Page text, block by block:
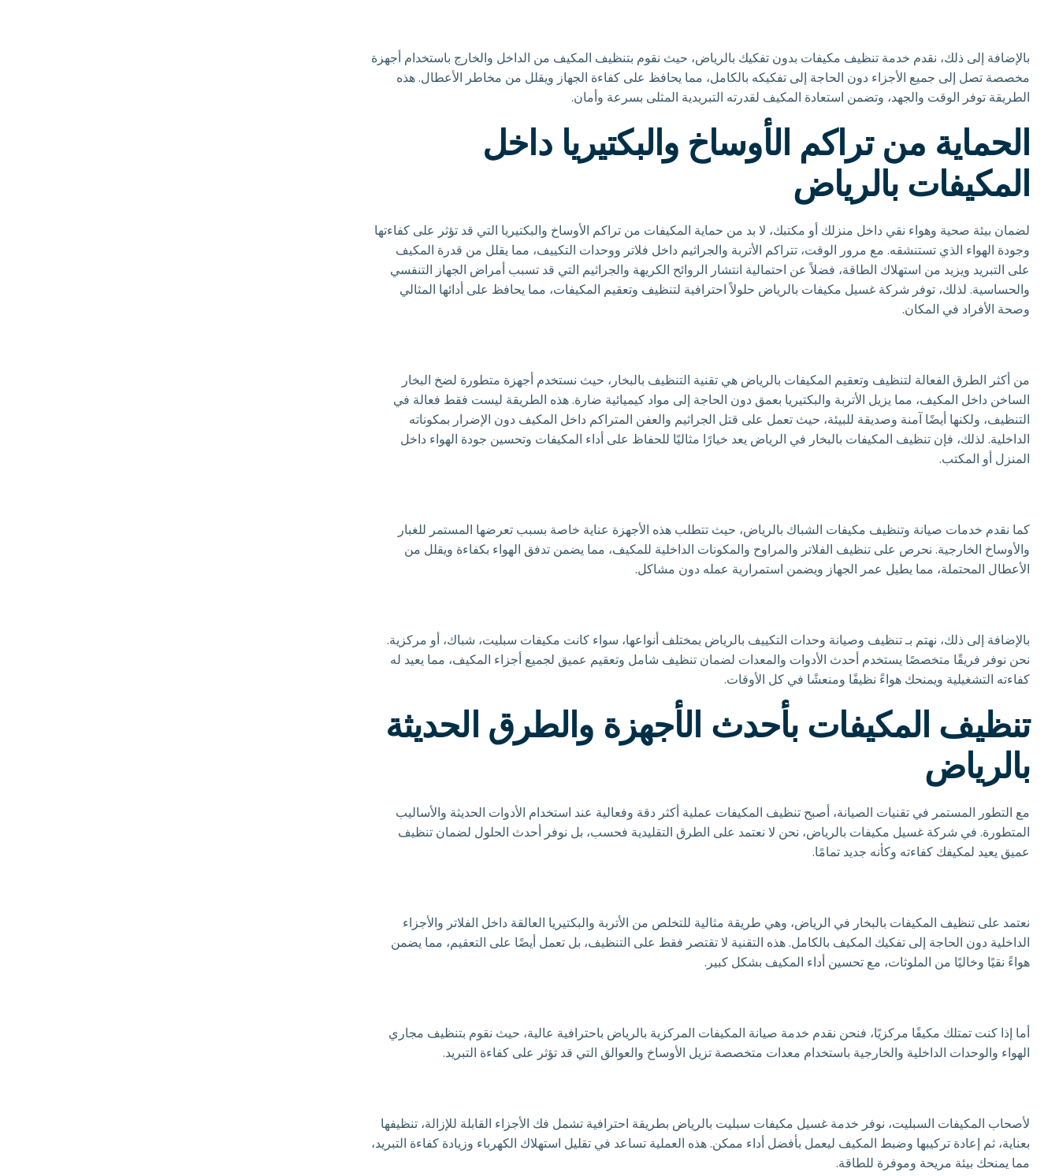
بالإضافة إلى ذلك، نقدم خدمة تنظيف مكيفات بدون تفكيك بالرياض، حيث نقوم بتنظيف المكيف من الداخل والخارج باستخدام أجهزة
مخصصة تصل إلى جميع الأجزاء دون الحاجة إلى تفكيكه بالكامل، مما يحافظ على كفاءة الجهاز ويقلل من مخاطر الأعطال. هذه
الطريقة توفر الوقت والجهد، وتضمن استعادة المكيف لقدرته التبريدية المثلى بسرعة وأمان.
الحماية من تراكم الأوساخ والبكتيريا داخل
المكيفات بالرياض
لضمان بيئة صحية وهواء نقي داخل منزلك أو مكتبك، لا بد من حماية المكيفات من تراكم الأوساخ والبكتيريا التي قد تؤثر على كفاءتها
وجودة الهواء الذي تستنشقه. مع مرور الوقت، تتراكم الأتربة والجراثيم داخل فلاتر ووحدات التكييف، مما يقلل من قدرة المكيف
على التبريد ويزيد من استهلاك الطاقة، فضلاً عن احتمالية انتشار الروائح الكريهة والجراثيم التي قد تسبب أمراض الجهاز التنفسي
والحساسية. لذلك، توفر شركة غسيل مكيفات بالرياض حلولاً احترافية لتنظيف وتعقيم المكيفات، مما يحافظ على أدائها المثالي
وصحة الأفراد في المكان.
من أكثر الطرق الفعالة لتنظيف وتعقيم المكيفات بالرياض هي تقنية التنظيف بالبخار، حيث نستخدم أجهزة متطورة لضخ البخار
الساخن داخل المكيف، مما يزيل الأتربة والبكتيريا بعمق دون الحاجة إلى مواد كيميائية ضارة. هذه الطريقة ليست فقط فعالة في
التنظيف، ولكنها أيضًا آمنة وصديقة للبيئة، حيث تعمل على قتل الجراثيم والعفن المتراكم داخل المكيف دون الإضرار بمكوناته
الداخلية. لذلك، فإن تنظيف المكيفات بالبخار في الرياض يعد خيارًا مثاليًا للحفاظ على أداء المكيفات وتحسين جودة الهواء داخل
المنزل أو المكتب.
كما نقدم خدمات صيانة وتنظيف مكيفات الشباك بالرياض، حيث تتطلب هذه الأجهزة عناية خاصة بسبب تعرضها المستمر للغبار
والأوساخ الخارجية. نحرص على تنظيف الفلاتر والمراوح والمكونات الداخلية للمكيف، مما يضمن تدفق الهواء بكفاءة ويقلل من
الأعطال المحتملة، مما يطيل عمر الجهاز ويضمن استمرارية عمله دون مشاكل.
بالإضافة إلى ذلك، نهتم بـ تنظيف وصيانة وحدات التكييف بالرياض بمختلف أنواعها، سواء كانت مكيفات سبليت، شباك، أو مركزية.
نحن نوفر فريقًا متخصصًا يستخدم أحدث الأدوات والمعدات لضمان تنظيف شامل وتعقيم عميق لجميع أجزاء المكيف، مما يعيد له
كفاءته التشغيلية ويمنحك هواءً نظيفًا ومنعشًا في كل الأوقات.
تنظيف المكيفات بأحدث الأجهزة والطرق الحديثة
بالرياض
مع التطور المستمر في تقنيات الصيانة، أصبح تنظيف المكيفات عملية أكثر دقة وفعالية عند استخدام الأدوات الحديثة والأساليب
المتطورة. في شركة غسيل مكيفات بالرياض، نحن لا نعتمد على الطرق التقليدية فحسب، بل نوفر أحدث الحلول لضمان تنظيف
عميق يعيد لمكيفك كفاءته وكأنه جديد تمامًا.
نعتمد على تنظيف المكيفات بالبخار في الرياض، وهي طريقة مثالية للتخلص من الأتربة والبكتيريا العالقة داخل الفلاتر والأجزاء
الداخلية دون الحاجة إلى تفكيك المكيف بالكامل. هذه التقنية لا تقتصر فقط على التنظيف، بل تعمل أيضًا على التعقيم، مما يضمن
هواءً نقيًا وخاليًا من الملوثات، مع تحسين أداء المكيف بشكل كبير.
أما إذا كنت تمتلك مكيفًا مركزيًا، فنحن نقدم خدمة صيانة المكيفات المركزية بالرياض باحترافية عالية، حيث نقوم بتنظيف مجاري
الهواء والوحدات الداخلية والخارجية باستخدام معدات متخصصة تزيل الأوساخ والعوالق التي قد تؤثر على كفاءة التبريد.
لأصحاب المكيفات السبليت، نوفر خدمة غسيل مكيفات سبليت بالرياض بطريقة احترافية تشمل فك الأجزاء القابلة للإزالة، تنظيفها
بعناية، ثم إعادة تركيبها وضبط المكيف ليعمل بأفضل أداء ممكن. هذه العملية تساعد في تقليل استهلاك الكهرباء وزيادة كفاءة التبريد،
مما يمنحك بيئة مريحة وموفرة للطاقة.